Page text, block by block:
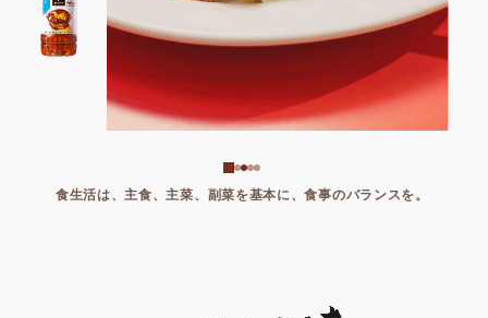
食生活は、主食、主菜、副菜を基本に、食事のバランスを。